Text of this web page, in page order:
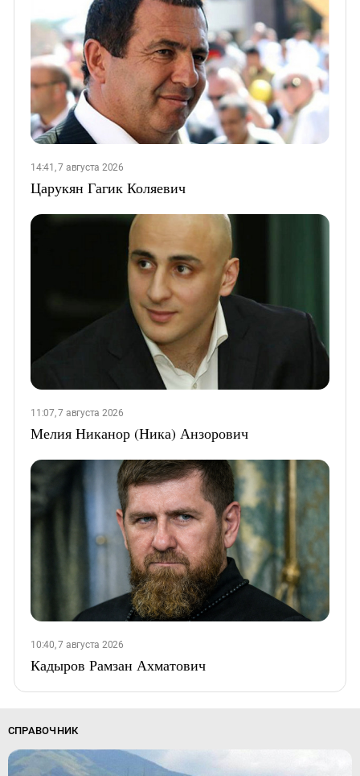
14:41, 7 августа 2026
Царукян Гагик Коляевич
11:07, 7 августа 2026
Мелия Никанор (Ника) Анзорович
10:40, 7 августа 2026
Кадыров Рамзан Ахматович
СПРАВОЧНИК